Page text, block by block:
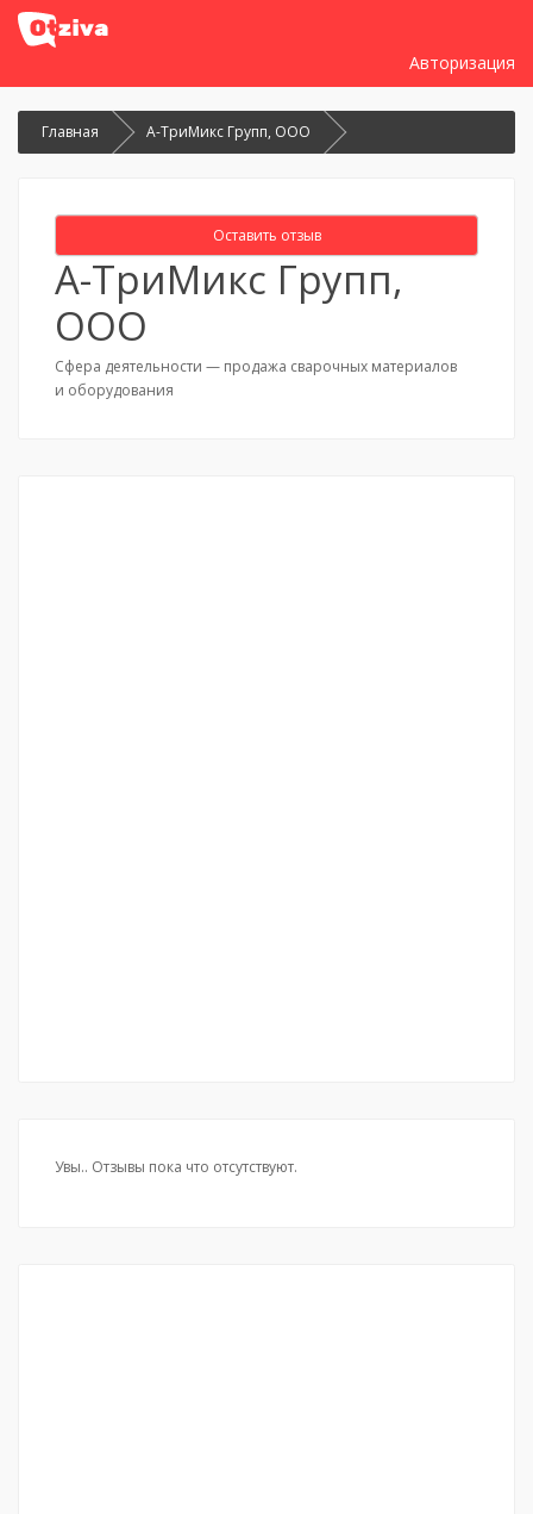
Авторизация
Главная А-ТриМикс Групп, ООО
Оставить отзыв
А-ТриМикс Групп,
ООО
Сфера деятельности — продажа сварочных материалов
и оборудования
Увы.. Отзывы пока что отсутствуют.